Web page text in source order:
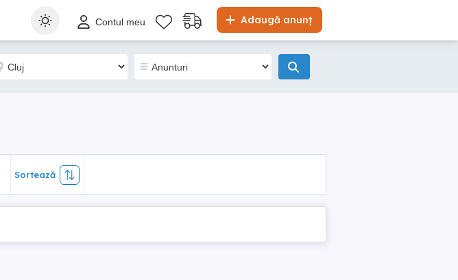
Adaugă anunț
Contul meu
Sortează
Sortează